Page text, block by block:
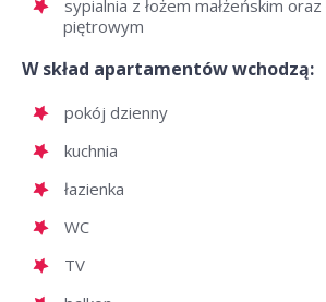
sypialnia z łożem małżeńskim oraz
piętrowym
W skład apartamentów wchodzą:
pokój dzienny
kuchnia
łazienka
WC
TV